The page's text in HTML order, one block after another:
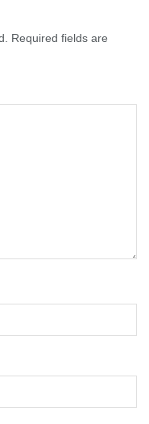
Required fields are